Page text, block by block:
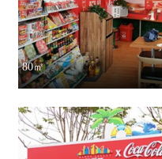
80㎡